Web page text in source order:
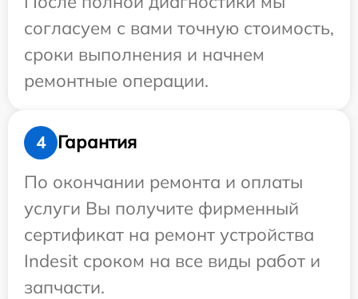
согласуем с вами точную стоимость,
сроки выполнения и начнем
ремонтные операции.
4
Гарантия
По окончании ремонта и оплаты
услуги Вы получите фирменный
сертификат на ремонт устройства
Indesit сроком на все виды работ и
запчасти.